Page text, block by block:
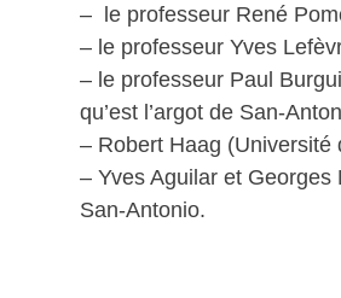
– le professeur René
– le professeur Yves
– le professeur Paul
qu’est l’argot de San-
– Robert Haag (Université
– Yves Aguilar et
San-Antonio.